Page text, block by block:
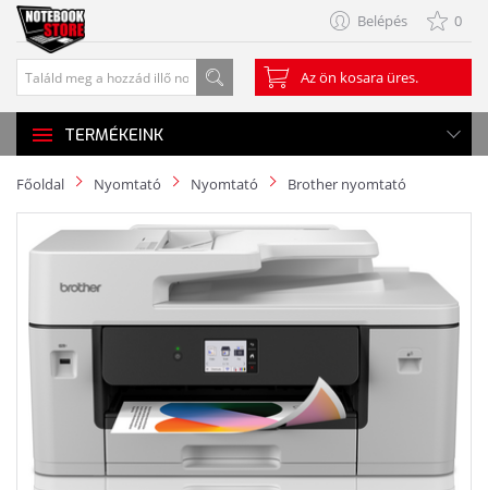
Belépés 0
Az ön kosara üres.
TERMÉKEINK
Főoldal Nyomtató Nyomtató Brother nyomtató